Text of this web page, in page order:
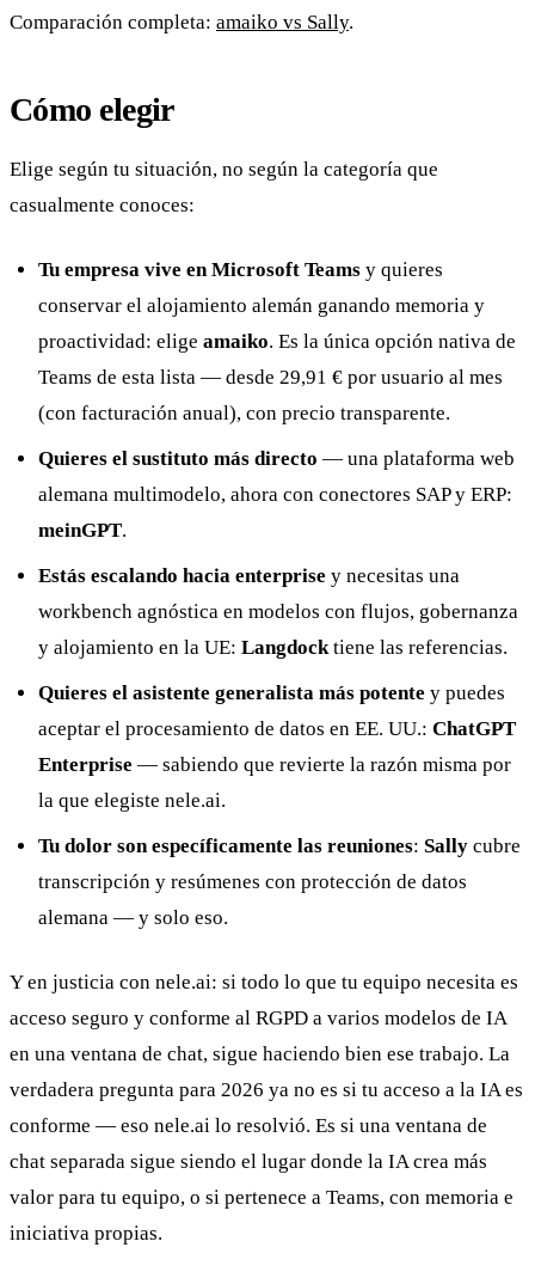
Comparación completa: amaiko vs Sally.
Cómo elegir
Elige según tu situación, no según la categoría que
casualmente conoces:
Tu empresa vive en Microsoft Teams y quieres
conservar el alojamiento alemán ganando memoria y
proactividad: elige amaiko. Es la única opción nativa de
Teams de esta lista — desde 29,91 € por usuario al mes
(con facturación anual), con precio transparente.
Quieres el sustituto más directo — una plataforma web
alemana multimodelo, ahora con conectores SAP y ERP:
meinGPT.
Estás escalando hacia enterprise y necesitas una
workbench agnóstica en modelos con flujos, gobernanza
y alojamiento en la UE: Langdocktiene las referencias.
Quieres el asistente generalista más potente y puedes
aceptar el procesamiento de datos en EE. UU.: ChatGPT
Enterprise — sabiendo que revierte la razón misma por
la que elegiste nele.ai.
Tu dolor son específicamente las reuniones: Sally cubre
transcripción y resúmenes con protección de datos
alemana — y solo eso.
Y en justicia con nele.ai: si todo lo que tu equipo necesita es
acceso seguro y conforme al RGPD a varios modelos de IA
en una ventana de chat, sigue haciendo bien ese trabajo. La
verdadera pregunta para 2026 ya no es si tu acceso a la IA es
conforme — eso nele.ai lo resolvió. Es si una ventana de
chat separada sigue siendo el lugar donde la IA crea más
valor para tu equipo, o si pertenece a Teams, con memoria e
iniciativa propias.